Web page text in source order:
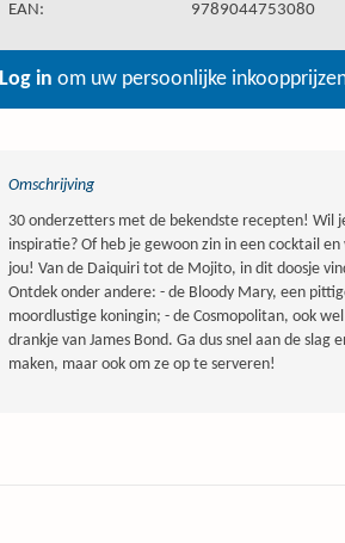
EAN:
9789044753080
Log in om uw persoonlijke
Omschrijving
30 onderzetters met de bekendste recepten! Wil
inspiratie? Of heb je gewoon zin in een cocktail
jou! Van de Daiquiri tot de Mojito, in dit doosje
Ontdek onder andere: - de Bloody Mary, een
moordlustige koningin; - de Cosmopolitan, ook
drankje van James Bond. Ga dus snel aan de
maken, maar ook om ze op te serveren!